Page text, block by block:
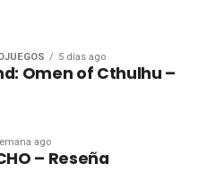
5 días ago
Omen of Cthulhu –
ago
– Reseña